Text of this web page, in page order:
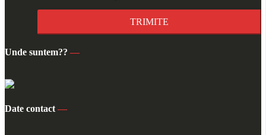
Unde suntem?? —
Date contact —